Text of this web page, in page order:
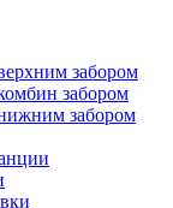
забором
забором
забором